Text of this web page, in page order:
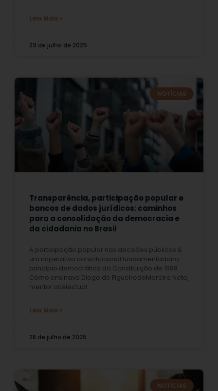
Leia Mais »
29 de julho de 2025
NOTÍCIAS
Transparência, participação popular e
bancos de dados jurídicos: caminhos
para a consolidação da democracia e
da cidadania no Brasil
A participação popular nas decisões públicas é
um imperativo constitucional fundamentadono
princípio democrático da Constituição de 1988.
Como ensinava Diogo de FigueiredoMoreira Neto,
mentor intelectual
Leia Mais »
28 de julho de 2025
NOTÍCIAS